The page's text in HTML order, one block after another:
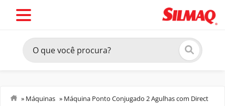
» Máquinas » Máquina Ponto Conjugado 2 Agulhas com Direct